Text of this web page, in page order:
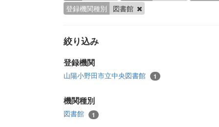
登録機関種別
図書館
絞り込み
登録機関
山陽小野田市立中央図書館 1
機関種別
図書館 1